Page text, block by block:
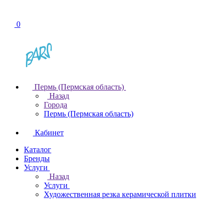
0
Пермь (Пермская область)
Назад
Города
Пермь (Пермская область)
Кабинет
Каталог
Бренды
Услуги
Назад
Услуги
Художественная резка керамической плитки